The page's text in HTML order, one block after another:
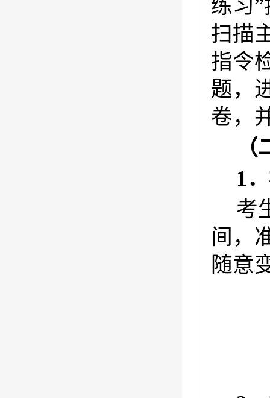
练习
扫描
指令
题，
卷，
1
考
间，
随意